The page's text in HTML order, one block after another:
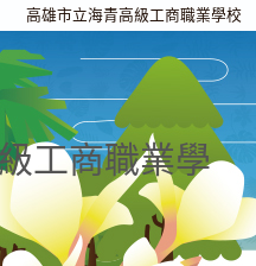
高雄市立海青高級工商職業學校
工商職業學